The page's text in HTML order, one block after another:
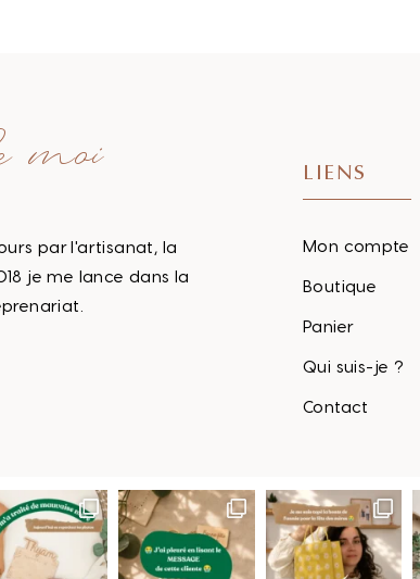
moi
par l'artisanat, la
je me lance dans la
LIENS
Mon compte
Boutique
Panier
Qui suis-je ?
Contact